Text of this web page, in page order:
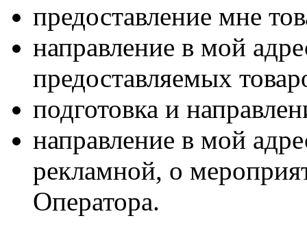
предоставление мне
направление в мой
предоставляемых
подготовка и
направление в мой
рекламной, о
Оператора.